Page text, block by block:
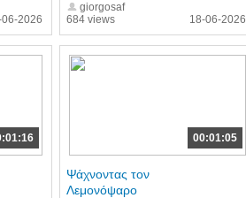
06-2026
684 views
giorgosaf
18-06-2026
00:01:05
Ψάχνοντας τον
Λεμονόψαρο